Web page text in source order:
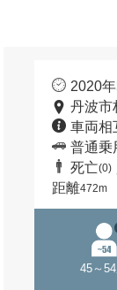
2020
丹波市
車両相
普通乗
死亡(0)
距離472m
45～